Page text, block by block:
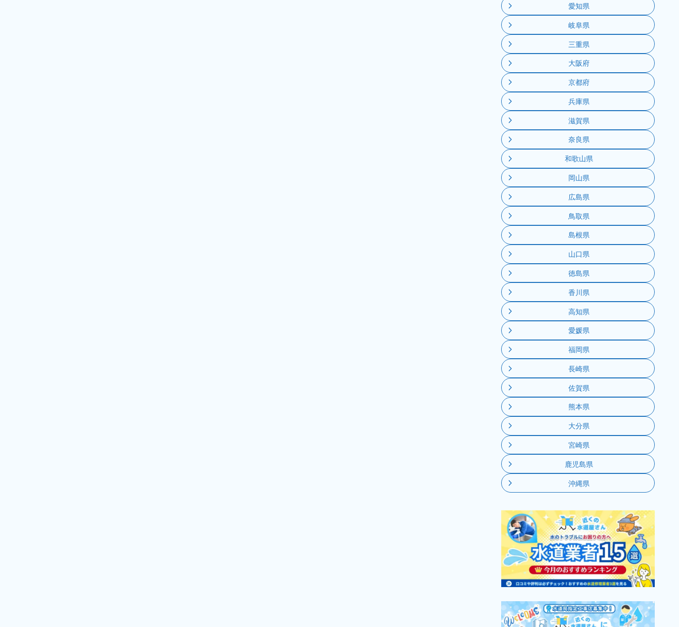
愛知県
岐阜県
三重県
大阪府
京都府
兵庫県
滋賀県
奈良県
和歌山県
岡山県
広島県
鳥取県
島根県
山口県
徳島県
香川県
高知県
愛媛県
福岡県
長崎県
佐賀県
熊本県
大分県
宮崎県
鹿児島県
沖縄県